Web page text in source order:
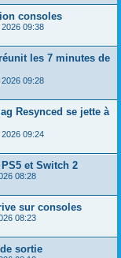
consoles
09:38
les 7 minutes de
09:28
Resynced se jette à
09:24
et Switch 2
08:28
sur consoles
08:23
sortie